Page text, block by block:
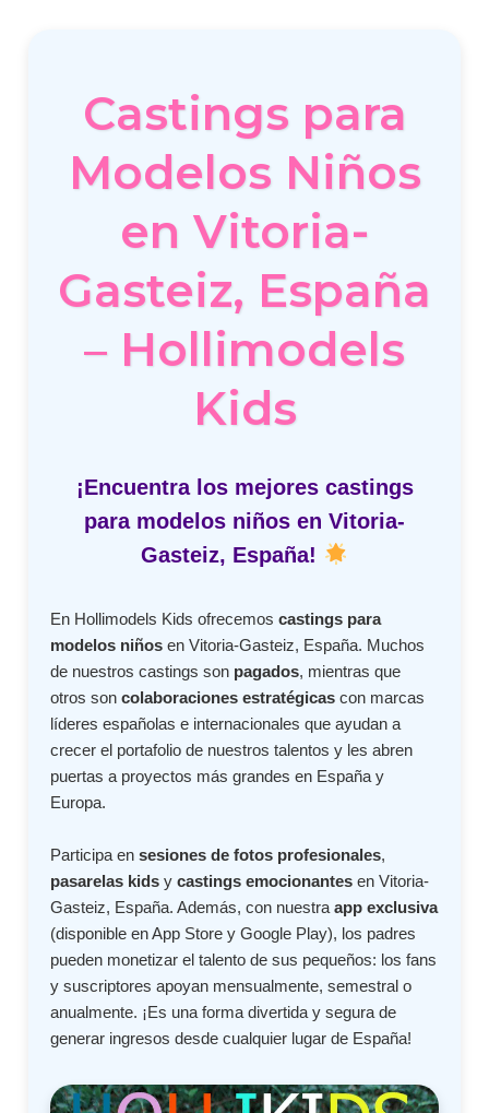
Castings para
Modelos Niños
en Vitoria-
Gasteiz, España
– Hollimodels
Kids
¡Encuentra los mejores castings
para modelos niños en Vitoria-
Gasteiz, España!
En Hollimodels Kids ofrecemoscastings para
modelos niños en Vitoria-Gasteiz, España. Muchos
de nuestros castings son pagados, mientras que
otros soncolaboraciones estratégicas con marcas
líderes españolas e internacionales que ayudan a
crecer el portafolio de nuestros talentos y les abren
puertas a proyectos más grandes en España y
Europa.
Participa ensesiones de fotos profesionales,
pasarelas kids ycastings emocionantes en Vitoria-
Gasteiz, España. Además, con nuestraapp exclusiva
(disponible en App Store y Google Play), los padres
pueden monetizar el talento de sus pequeños: los fans
y suscriptores apoyan mensualmente, semestral o
anualmente. ¡Es una forma divertida y segura de
generar ingresos desde cualquier lugar de España!